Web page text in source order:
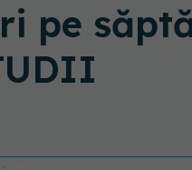
pe